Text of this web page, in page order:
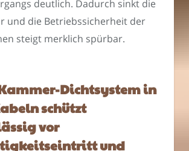
deutlich. Dadurch sinkt die
und die Betriebssicherheit der
steigt merklich spürbar.
Dichtsystem in
schützt
vor
und